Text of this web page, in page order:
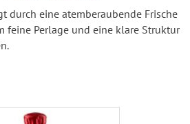
durch eine atemberaubende Frische
feine Perlage und eine klare Struktur